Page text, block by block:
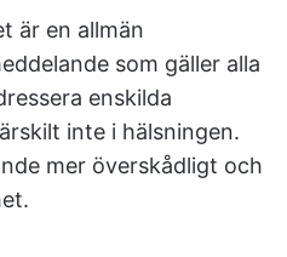
är en allmän
som gäller alla
enskilda
inte i hälsningen.
mer överskådligt och